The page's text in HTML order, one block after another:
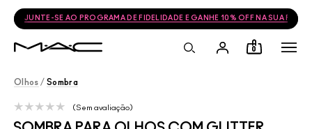
JUNTE-SE AO PROGRAMA DE FIDELIDADE E GANHE 10% OFF NA SUA
0
Olhos / Sombra
Sem avaliação